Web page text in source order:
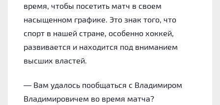
время, чтобы посетить матч в своем
насыщенном графике. Это знак того, что
спорт в нашей стране, особенно хоккей,
развивается и находится под вниманием
высших властей.
— Вам удалось пообщаться с Владимиром
Владимировичем во время матча?